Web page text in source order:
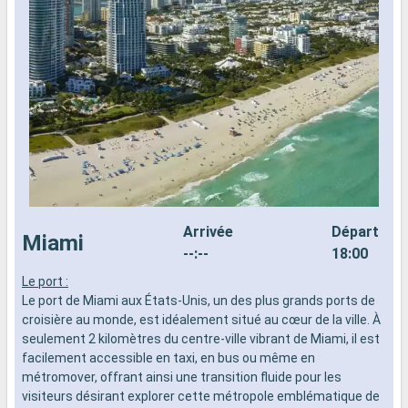
Miami
Arrivée
--:--
Départ
18:00
Le port :
Le port de Miami aux États-Unis, un des plus grands ports de
croisière au monde, est idéalement situé au cœur de la ville. À
seulement 2 kilomètres du centre-ville vibrant de Miami, il est
facilement accessible en taxi, en bus ou même en
métromover, offrant ainsi une transition fluide pour les
visiteurs désirant explorer cette métropole emblématique de